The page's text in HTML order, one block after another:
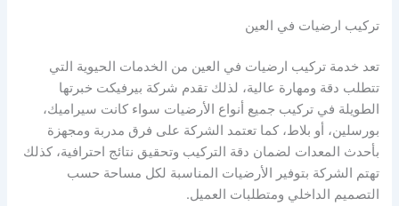
تركيب ارضيات في العين
تعد خدمة تركيب ارضيات في العين من الخدمات الحيوية التي
تتطلب دقة ومهارة عالية، لذلك تقدم شركة بيرفيكت خبرتها
الطويلة في تركيب جميع أنواع الأرضيات سواء كانت سيراميك،
بورسلين، أو بلاط، كما تعتمد الشركة على فرق مدربة ومجهزة
بأحدث المعدات لضمان دقة التركيب وتحقيق نتائج احترافية، كذلك
تهتم الشركة بتوفير الأرضيات المناسبة لكل مساحة حسب
التصميم الداخلي ومتطلبات العميل.